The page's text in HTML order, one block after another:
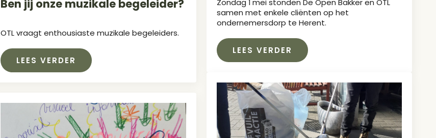
samen met enkele cliënten op het
ondernemersdorp te Herent.
LEES VERDER
Ben jij onze muzikale begeleider?
OTL vraagt enthousiaste muzikale begeleiders.
LEES VERDER